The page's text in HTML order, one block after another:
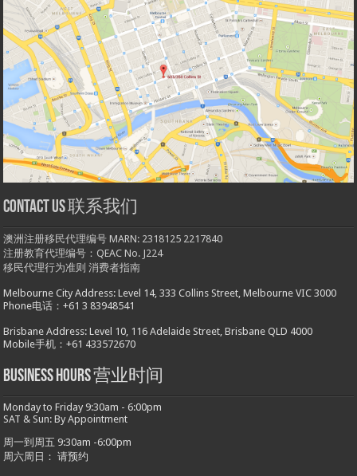
Contact us 联系我们
澳洲注册移民代理编号 MARN: 2318125 2217840
注册教育代理编号：QEAC No. J224
移民代理行为准则 消费者指南
Melbourne City Address: Level 14, 333 Collins Street, Melbourne VIC 3000
Phone电话：+61 3 83948541
Brisbane Address: Level 10, 116 Adelaide Street, Brisbane QLD 4000
Mobile手机：+61 433572670
Business hours 营业时间
Monday to Friday 9:30am - 6:00pm
SAT & Sun: By Appointment
周一到周五 9:30am -6:00pm
周六周日： 请预约